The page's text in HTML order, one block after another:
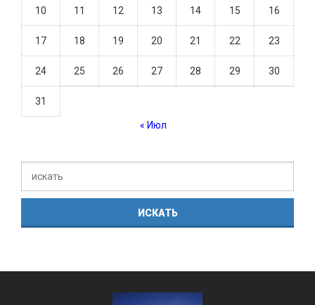
10 11 12 13 14 15 16
17 18 19 20 21 22 23
24 25 26 27 28 29 30
31
« Июл